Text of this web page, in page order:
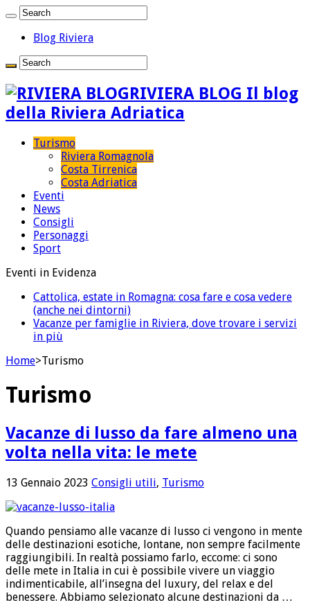
Blog Riviera
RIVIERA BLOG Il blog
della Riviera Adriatica
Turismo
Riviera Romagnola
Costa Tirrenica
Costa Adriatica
Eventi
News
Consigli
Personaggi
Sport
Eventi in Evidenza
Cattolica, estate in Romagna: cosa fare e cosa vedere
(anche nei dintorni)
Vacanze per famiglie in Riviera, dove trovare i servizi
in più
Home>Turismo
Turismo
Vacanze di lusso da fare almeno una
volta nella vita: le mete
13 Gennaio 2023 Consigli utili, Turismo
Quando pensiamo alle vacanze di lusso ci vengono in mente
delle destinazioni esotiche, lontane, non sempre facilmente
raggiungibili. In realtà possiamo farlo, eccome: ci sono
delle mete in Italia in cui è possibile vivere un viaggio
indimenticabile, all’insegna del luxury, del relax e del
benessere. Abbiamo selezionato alcune destinazioni da …